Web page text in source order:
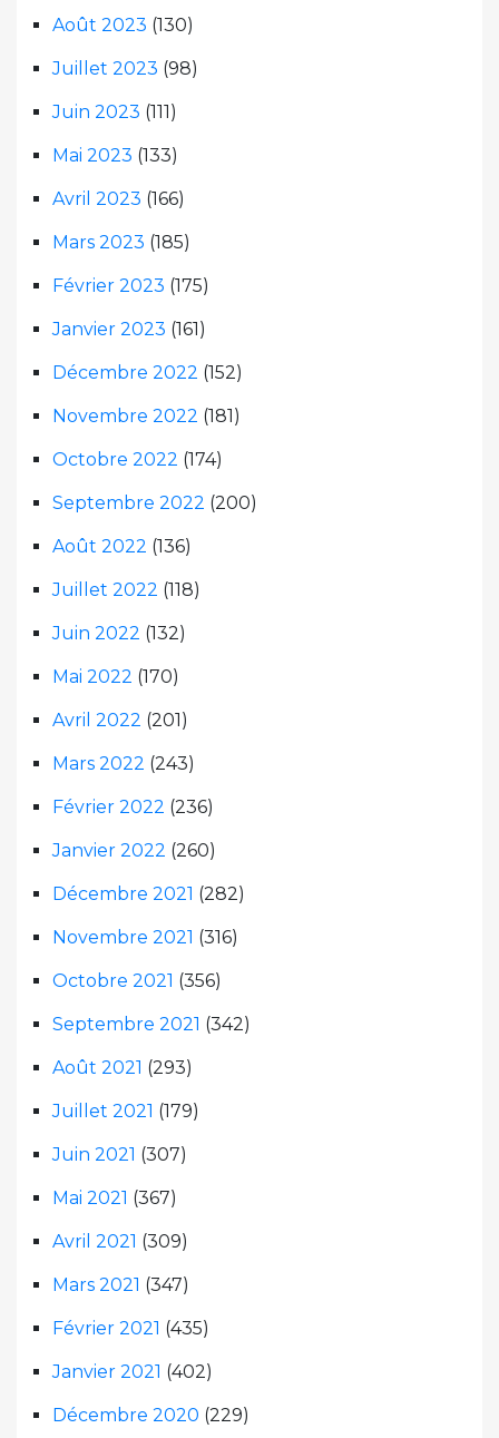
Août 2023 (130)
Juillet 2023 (98)
Juin 2023 (111)
Mai 2023 (133)
Avril 2023 (166)
Mars 2023 (185)
Février 2023 (175)
Janvier 2023 (161)
Décembre 2022 (152)
Novembre 2022 (181)
Octobre 2022 (174)
Septembre 2022 (200)
Août 2022 (136)
Juillet 2022 (118)
Juin 2022 (132)
Mai 2022 (170)
Avril 2022 (201)
Mars 2022 (243)
Février 2022 (236)
Janvier 2022 (260)
Décembre 2021 (282)
Novembre 2021 (316)
Octobre 2021 (356)
Septembre 2021 (342)
Août 2021 (293)
Juillet 2021 (179)
Juin 2021 (307)
Mai 2021 (367)
Avril 2021 (309)
Mars 2021 (347)
Février 2021 (435)
Janvier 2021 (402)
Décembre 2020 (229)